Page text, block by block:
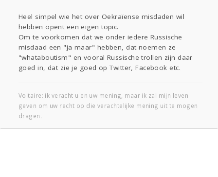
Heel simpel wie het over Oekraïense misdaden wil
hebben opent een eigen topic.
Om te voorkomen dat we onder iedere Russische
misdaad een "ja maar" hebben, dat noemen ze
"whataboutism" en vooral Russische trollen zijn daar
goed in, dat zie je goed op Twitter, Facebook etc.
Voltaire: ik veracht u en uw mening, maar ik zal mijn leven
geven om uw recht op die verachtelijke mening uit te mogen
dragen.